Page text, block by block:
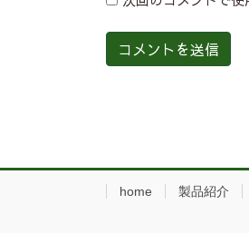
home 製品紹介